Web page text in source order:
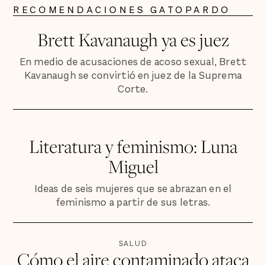
RECOMENDACIONES GATOPARDO
Brett Kavanaugh ya es juez
En medio de acusaciones de acoso sexual, Brett
Kavanaugh se convirtió en juez de la Suprema
Corte.
Literatura y feminismo: Luna
Miguel
Ideas de seis mujeres que se abrazan en el
feminismo a partir de sus letras.
SALUD
Cómo el aire contaminado ataca